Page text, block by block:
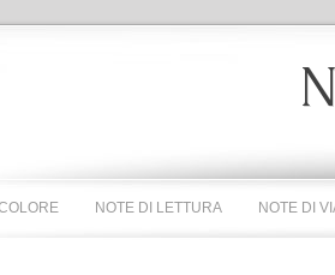
NOTE DI LETTURA NOTE DI